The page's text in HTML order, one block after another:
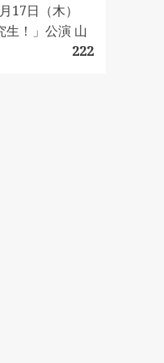
17日（木）
生！」公演 山
222